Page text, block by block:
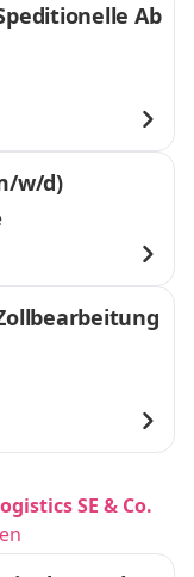
Ab
w/d)
SE & Co.